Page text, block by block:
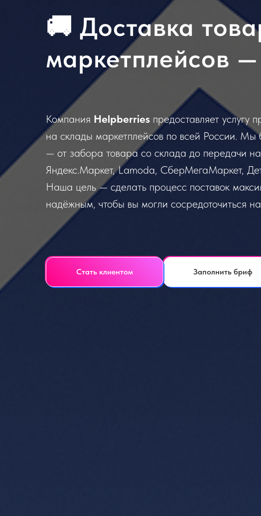
🚚 Доставка
маркетплейсов
Компания Helpberries предоставляет услугу
на склады маркетплейсов по всей России. Мы
— от забора товара со склада до передачи
Яндекс.Маркет, Lamoda, СберМегаМаркет,
Наша цель — сделать процесс поставок
надёжным, чтобы вы могли сосредоточиться
Стать клиентом Заполнить бриф